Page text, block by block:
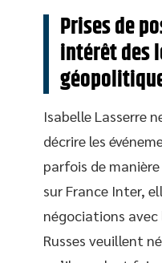
Prises de
intérêt des
Isabelle Lasserre
décrire les
parfois de
sur France Inter,
négociations avec
Russes veuillent